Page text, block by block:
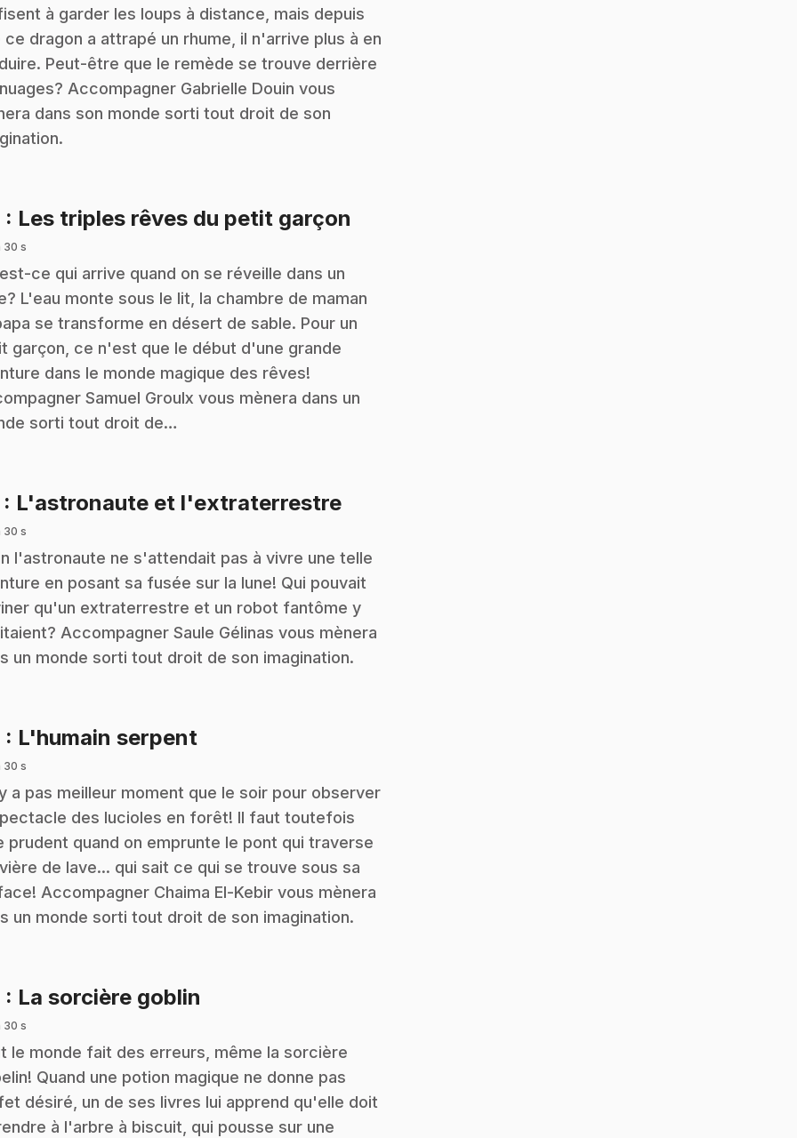
à garder les loups à distance, mais depuis
ce dragon a attrapé un rhume, il n'arrive plus à en
Peut-être que le remède se trouve derrière
Accompagner Gabrielle Douin vous
dans son monde sorti tout droit de son
: Les triples rêves du petit garçon
30 s
ce qui arrive quand on se réveille dans un
L'eau monte sous le lit, la chambre de maman
se transforme en désert de sable. Pour un
garçon, ce n'est que le début d'une grande
dans le monde magique des rêves!
Samuel Groulx vous mènera dans un
sorti tout droit de…
: L'astronaute et l'extraterrestre.
30 s
l'astronaute ne s'attendait pas à vivre une telle
en posant sa fusée sur la lune! Qui pouvait
qu'un extraterrestre et un robot fantôme y
Accompagner Saule Gélinas vous mènera
un monde sorti tout droit de son imagination.
: L'humain serpent.
30 s
a pas meilleur moment que le soir pour observer
des lucioles en forêt! Il faut toutefois
prudent quand on emprunte le pont qui traverse
de lave... qui sait ce qui se trouve sous sa
Accompagner Chaima El-Kebir vous mènera
un monde sorti tout droit de son imagination.
: La sorcière goblin
30 s
le monde fait des erreurs, même la sorcière
Quand une potion magique ne donne pas
désiré, un de ses livres lui apprend qu'elle doit
à l'arbre à biscuit, qui pousse sur une